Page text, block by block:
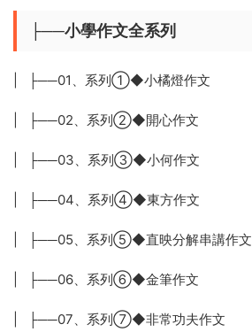
├──小學作文全系列
| ├──01、系列①◆小橘燈作文
| ├──02、系列②◆開心作文
| ├──03、系列③◆小何作文
| ├──04、系列④◆東方作文
| ├──05、系列⑤◆直映分解串講作文
| ├──06、系列⑥◆金筆作文
| ├──07、系列⑦◆非常功夫作文